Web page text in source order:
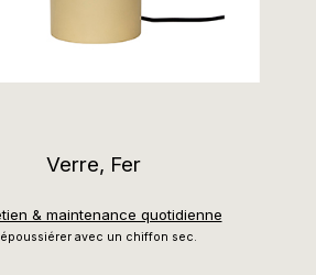
Verre, Fer
& maintenance quotidienne
avec un chiffon sec.